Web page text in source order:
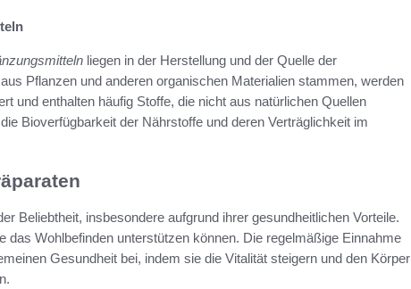
liegen in der Herstellung und der Quelle der
aus Pflanzen und anderen organischen Materialien stammen, werden
und enthalten häufig Stoffe, die nicht aus natürlichen Quellen
Bioverfügbarkeit der Nährstoffe und deren Verträglichkeit im
Beliebtheit, insbesondere aufgrund ihrer gesundheitlichen Vorteile.
das Wohlbefinden unterstützen können. Die regelmäßige Einnahme
Gesundheit bei, indem sie die Vitalität steigern und den Körper